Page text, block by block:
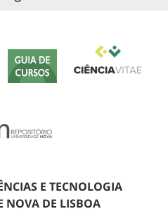
E TECNOLOGIA
NOVA DE LISBOA